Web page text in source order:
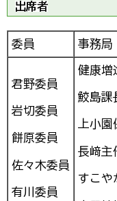
出席者
委員 事務局
君野委員
岩切委員
餅原委員
佐々木委員
有川委員
健康増
鮫島課
上小
長﨑主
すこや